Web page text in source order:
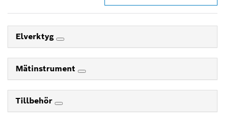
Elverktyg
Mätinstrument
Tillbehör